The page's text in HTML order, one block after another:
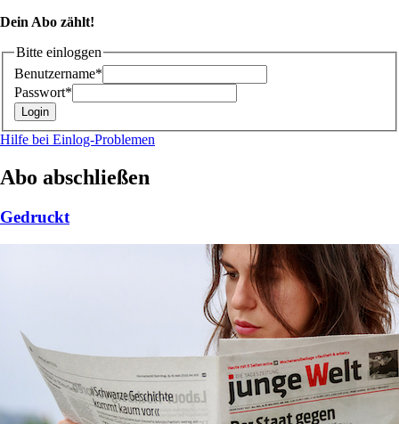
Dein Abo zählt!
Bitte einloggen
Benutzername*
Passwort*
Hilfe bei Einlog-Problemen
Abo abschließen
Gedruckt